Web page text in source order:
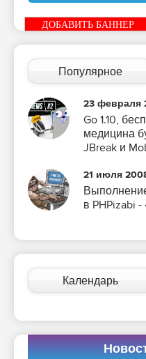
ДОБАВИТЬ БАННЕР
Популярное
23 февраля
Go 1.10,
медицина
JBreak и
21 июля
в PHPizabi -
Календарь